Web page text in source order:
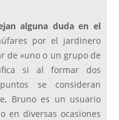
alguna duda en el
por el jardinero
de «uno o un grupo de
si al formar dos
se consideran
Bruno es un usuario
en diversas ocasiones